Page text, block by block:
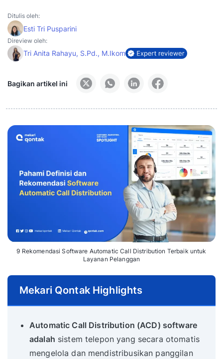
Ditulis oleh:
Esti Tri Pusparini
Direview oleh:
Tri Anita Rahayu, S.Pd., M.Ikom
Bagikan artikel ini
9 Rekomendasi Software Automatic Call Distribution Terbaik untuk
Layanan Pelanggan
Mekari Qontak Highlights
Automatic Call Distribution (ACD) software
adalah sistem telepon yang secara otomatis
mengelola dan mendistribusikan panggilan